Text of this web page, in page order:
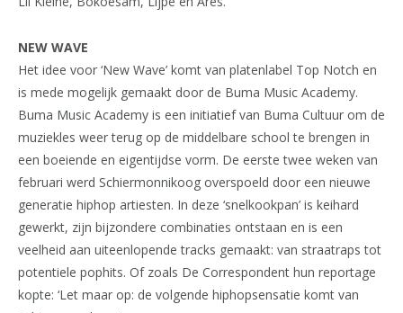
NEW WAVE
Het idee voor ‘New Wave’ komt van platenlabel Top Notch en
is mede mogelijk gemaakt door de Buma Music Academy.
Buma Music Academy is een initiatief van Buma Cultuur om de
muziekles weer terug op de middelbare school te brengen in
een boeiende en eigentijdse vorm. De eerste twee weken van
februari werd Schiermonnikoog overspoeld door een nieuwe
generatie hiphop artiesten. In deze ‘snelkookpan’ is keihard
gewerkt, zijn bijzondere combinaties ontstaan en is een
veelheid aan uiteenlopende tracks gemaakt: van straatraps tot
potentiele pophits. Of zoals De Correspondent hun reportage
kopte: ‘Let maar op: de volgende hiphopsensatie komt van